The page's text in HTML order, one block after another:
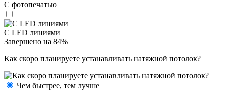
С фотопечатью
С LED линиями
Завершено на 84%
Как скоро планируете устанавливать натяжной потолок?
Чем быстрее, тем лучше